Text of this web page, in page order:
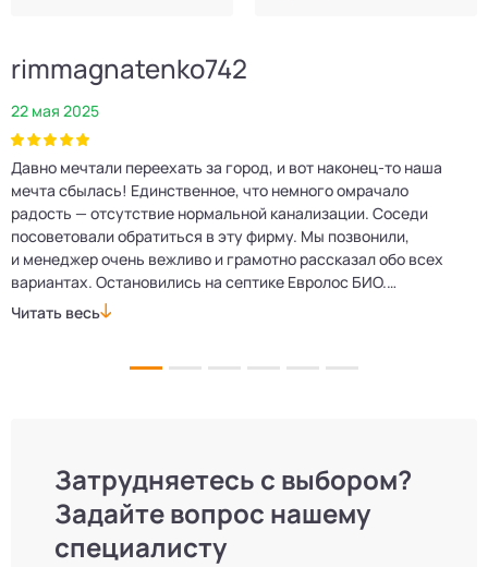
rimmagnatenko742
22 мая 2025
Давно мечтали переехать за город, и вот наконец‑то наша
мечта сбылась! Единственное, что немного омрачало
радость — отсутствие нормальной канализации. Соседи
посоветовали обратиться в эту фирму. Мы позвонили,
и менеджер очень вежливо и грамотно рассказал обо всех
вариантах. Остановились на септике Евролос БИО.
Монтажники приехали вовремя, установили всё быстро
Читать весь
Затрудняетесь с выбором?
Задайте вопрос нашему
специалисту